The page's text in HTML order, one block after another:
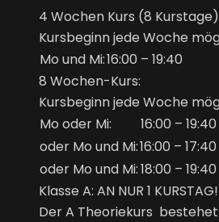
4 Wochen Kurs (8
Kursbeginn jede Woche
Mo und Mi:16:00 – 19:40
8 Wochen-Kurs:
Kursbeginn jede Woche
Mo oder Mi:
16:00 – 19:40
oder Mo und Mi:16:00 – 17:40
oder Mo und Mi:18:00 – 19:40
Klasse A: AN NUR 1 KURSTAG!
Der A Theoriekurs bestehet